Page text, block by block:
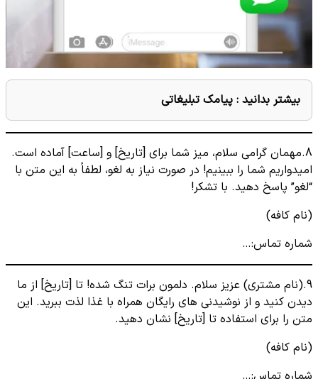
بیشتر بدانید : پیامک تبلیغاتی
8.مهمان گرامی سلام، میز شما برای [تاریخ] و [ساعت] آماده است.
امیدواریم شما را ببینیم! در صورت نیاز به لغو، لطفاً به این متن با
“لغو” پاسخ دهید. با تشکر!
(نام کافه)
شماره تماس:…
9.(نام مشتری) عزیز سلام. دلمون برات تنگ شده! تا [تاریخ] از ما
دیدن کنید و از نوشیدنی های رایگان همراه با غذا لذت ببرید. این
متن را برای استفاده تا [تاریخ] نشان دهید.
(نام کافه)